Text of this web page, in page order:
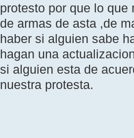
protesto por que lo
de armas de asta ,de
haber si alguien sabe
hagan una
si alguien esta de
nuestra protesta.